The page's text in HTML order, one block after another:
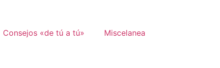
Consejos «de tú a tú» Miscelanea